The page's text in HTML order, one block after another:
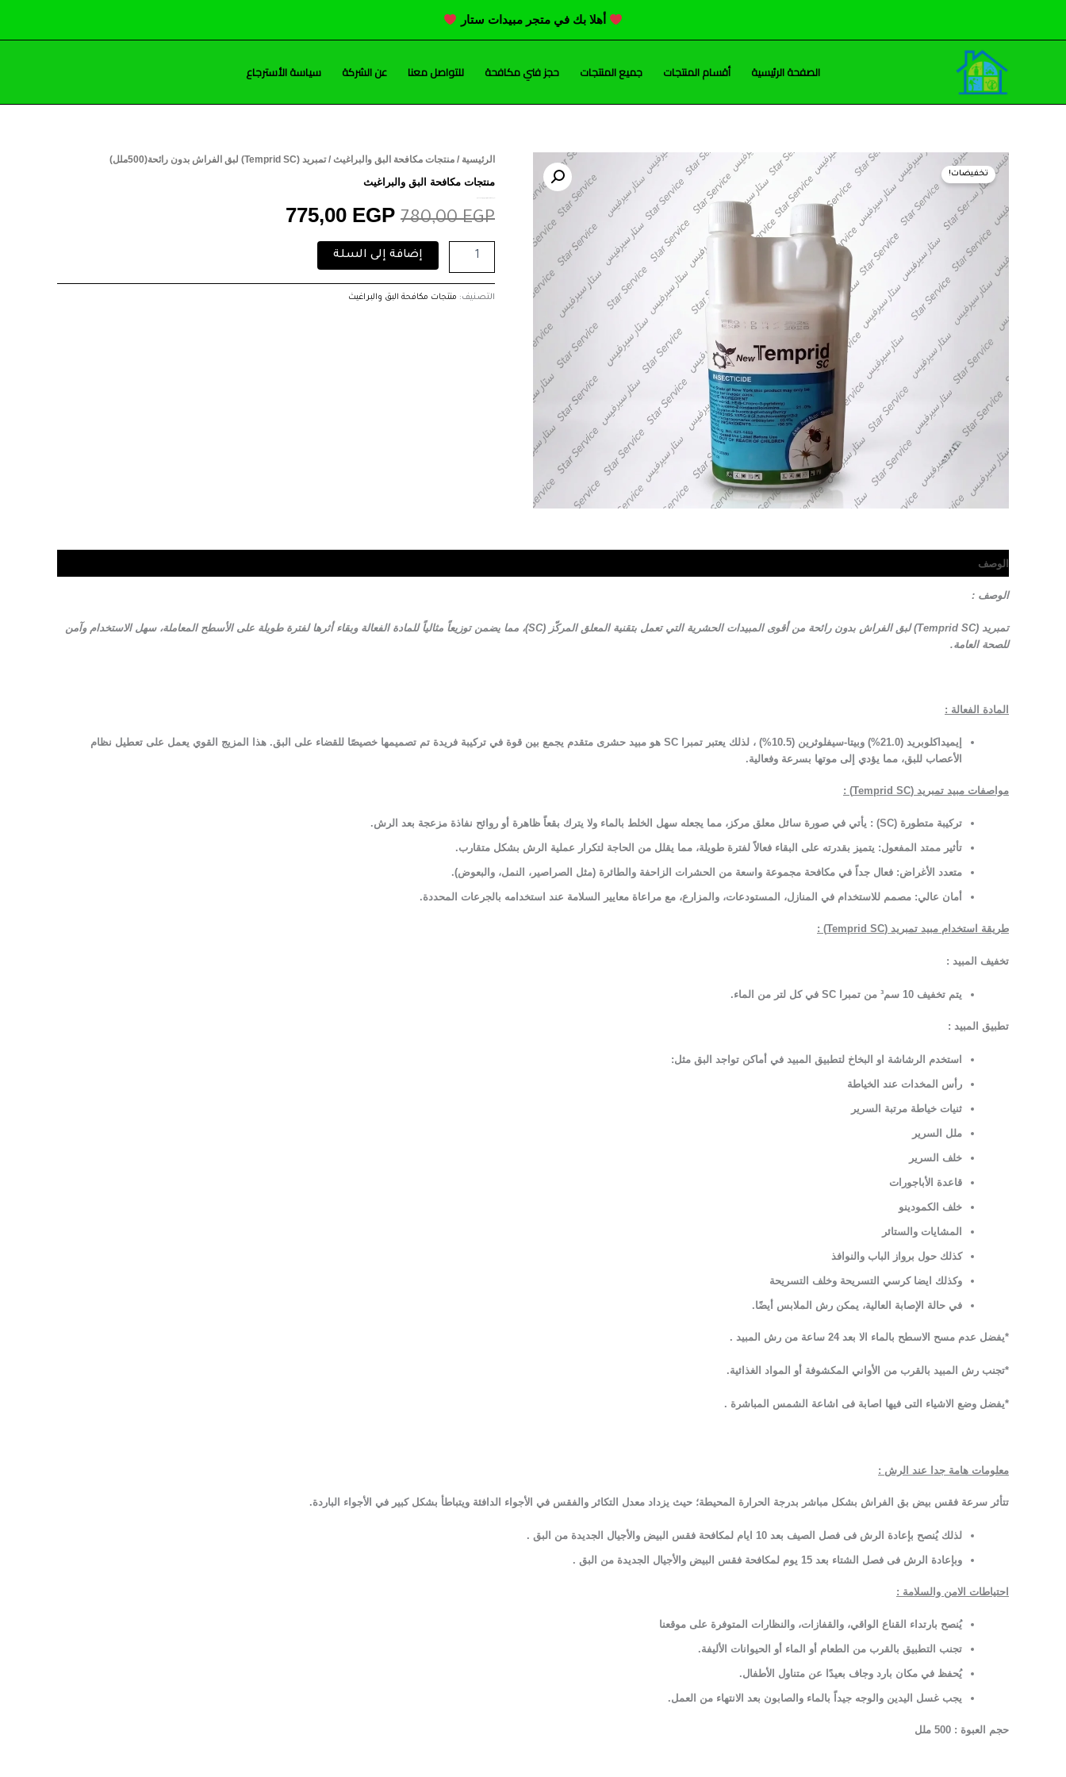
المحتوى
أهلا بك في متجر مبيدات ستار
الصفحة الرئيسية أقسام المنتجات جميع المنتجات حجز فني مكافحة للتواصل معنا عن الشركة سياسة الأسترجاع
تخفيضات!
الرئيسية / منتجات مكافحة البق والبراغيث / تمبريد (Temprid SC) لبق الفراش بدون رائحة(500ملل)
منتجات مكافحة البق والبراغيث
780,00EGP
السعر
780,00 EGP.
775,00 EGP
السعر
كمية
تمبريد
SC)
لبق
الفراش
بدون
رائحة(500ملل)
إضافة إلى السلة
التصنيف: منتجات مكافحة البق والبراغيث
الوصف
الوصف :
تمبريد (Temprid SC) لبق الفراش بدون رائحة من أقوى المبيدات الحشرية التي تعمل بتقنية المعلق المركّز (SC)، مما يضمن توزيعاً مثالياً للمادة الفعالة وبقاء أثرها لفترة طويلة على الأسطح المعاملة، سهل الاستخدام وآمن
للصحة العامة.
المادة الفعالة :
إيميداكلوبريد (21.0%) وبيتا-سيفلوثرين (10.5%) ،
لذلك يعتبر تمبرا SC هو مبيد حشرى متقدم يجمع بين قوة في تركيبة فريدة تم تصميمها خصيصًا للقضاء على البق. هذا المزيج القوي يعمل على تعطيل نظام
الأعصاب للبق، مما يؤدي إلى موتها بسرعة وفعالية.
مواصفات مبيد تمبريد (Temprid SC) :
تركيبة متطورة (SC)
: يأتي في صورة سائل معلق مركز، مما يجعله سهل الخلط بالماء ولا يترك بقعاً ظاهرة أو روائح نفاذة مزعجة بعد الرش.
تأثير ممتد المفعول: يتميز بقدرته على البقاء فعالاً لفترة طويلة، مما يقلل من الحاجة لتكرار عملية الرش بشكل متقارب.
متعدد الأغراض: فعال جداً في مكافحة مجموعة واسعة من الحشرات الزاحفة والطائرة (مثل الصراصير، النمل، والبعوض).
أمان عالي: مصمم للاستخدام في المنازل، المستودعات، والمزارع، مع مراعاة معايير السلامة عند استخدامه بالجرعات المحددة.
طريقة استخدام مبيد تمبريد (Temprid SC) :
تخفيف المبيد :
يتم تخفيف 10 سم³ من تمبرا SC في كل لتر من الماء.
تطبيق المبيد :
استخدم الرشاشة او البخاخ لتطبيق المبيد في أماكن تواجد البق مثل:
رأس المخدات عند الخياطة
ثنيات خياطة مرتبة السرير
ملل السرير
خلف السرير
قاعدة الأباجورات
خلف الكمودينو
المشايات والستائر
كذلك حول برواز الباب والنوافذ
وكذلك ايضا كرسي التسريحة وخلف التسريحة
في حالة الإصابة العالية، يمكن رش الملابس أيضًا.
*يفضل عدم مسح الاسطح بالماء الا بعد 24 ساعة من رش المبيد .
*تجنب رش المبيد بالقرب من الأواني المكشوفة أو المواد الغذائية.
*يفضل وضع الاشياء التى فيها اصابة فى اشاعة الشمس المباشرة .
معلومات هامة جدا عند الرش :
تتأثر سرعة فقس بيض بق الفراش بشكل مباشر بدرجة الحرارة المحيطة؛ حيث يزداد معدل التكاثر والفقس في الأجواء الدافئة ويتباطأ بشكل كبير في الأجواء الباردة.
لذلك يُنصح بإعادة الرش فى فصل الصيف بعد 10 ايام لمكافحة فقس البيض والأجيال الجديدة من البق .
وبإعادة الرش فى فصل الشتاء بعد 15 يوم لمكافحة فقس البيض والأجيال الجديدة من البق .
احتياطات الامن والسلامة :
يُنصح بارتداء القناع الواقي، والقفازات، والنظارات المتوفرة على موقعنا
تجنب التطبيق بالقرب من الطعام أو الماء أو الحيوانات الأليفة.
يُحفظ في مكان بارد وجاف بعيدًا عن متناول الأطفال.
يجب غسل اليدين والوجه جيداً بالماء والصابون بعد الانتهاء من العمل.
حجم العبوة : 500 ملل